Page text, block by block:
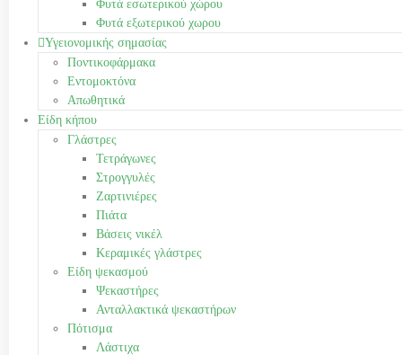
Φυτά εσωτερικού χώρου
Φυτά εξωτερικού χωρου
Υγειονομικής σημασίας
Ποντικοφάρμακα
Εντομοκτόνα
Απωθητικά
Είδη κήπου
Γλάστρες
Τετράγωνες
Στρογγυλές
Ζαρτινιέρες
Πιάτα
Βάσεις νικέλ
Κεραμικές γλάστρες
Είδη ψεκασμού
Ψεκαστήρες
Ανταλλακτικά ψεκαστήρων
Πότισμα
Λάστιχα